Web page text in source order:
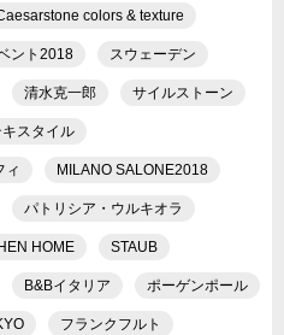
colors & texture
ント2018 スウェーデン
清水克一郎 サイルストーン
スタイル
ィ MILANO SALONE2018
パトリシア・ウルキオラ
HOME STAUB
B&Bイタリア ポーゲンポール
フランクフルト